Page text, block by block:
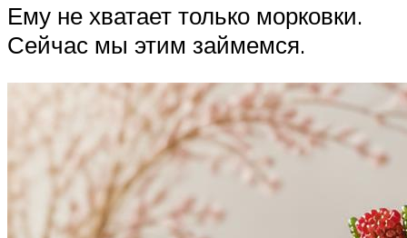
Ему не хватает только морковки.
Сейчас мы этим займемся.